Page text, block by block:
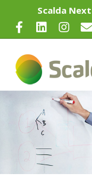
Scalda
Facebook
Linkedin